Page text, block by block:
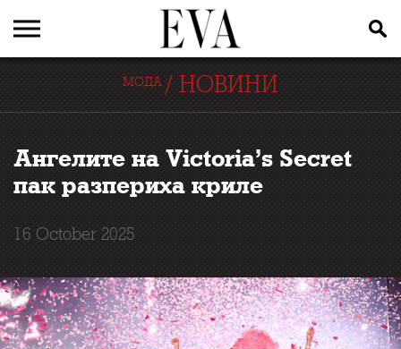
МОДА / НОВИНИ
Ангелите на Victoria’s Secret
пак разпериха криле
16 October 2025